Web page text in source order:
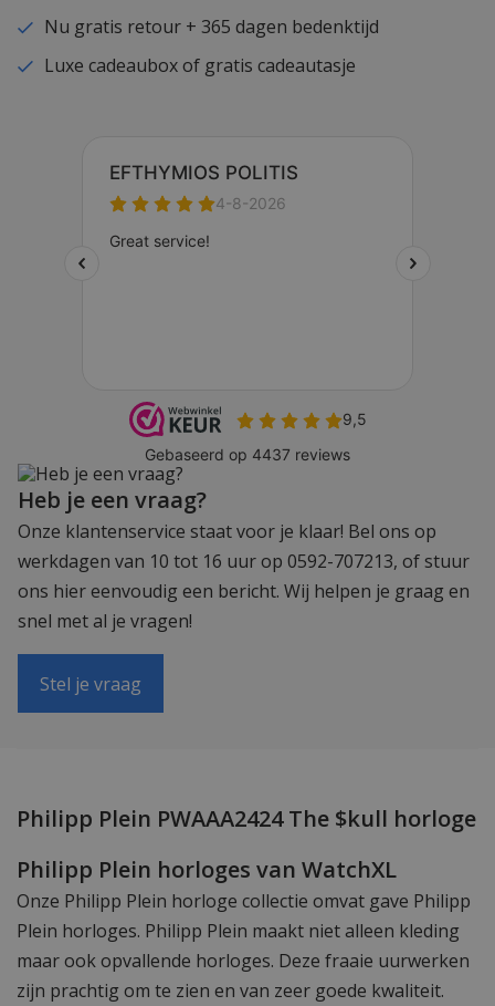
Nu gratis retour + 365 dagen bedenktijd
Luxe cadeaubox of gratis cadeautasje
Heb je een vraag?
Onze klantenservice staat voor je klaar! Bel ons op
werkdagen van 10 tot 16 uur op 0592-707213, of stuur
ons hier eenvoudig een bericht. Wij helpen je graag en
snel met al je vragen!
Stel je vraag
Philipp Plein PWAAA2424 The $kull horloge
Philipp Plein horloges van WatchXL
Onze Philipp Plein horloge collectie omvat gave Philipp
Plein horloges. Philipp Plein maakt niet alleen kleding
maar ook opvallende horloges. Deze fraaie uurwerken
zijn prachtig om te zien en van zeer goede kwaliteit.